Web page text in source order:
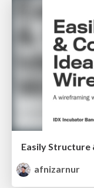
afnizarnur